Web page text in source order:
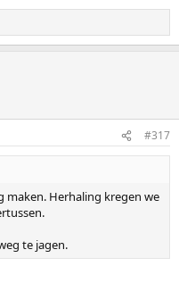
#317
maken. Herhaling kregen we
te jagen.